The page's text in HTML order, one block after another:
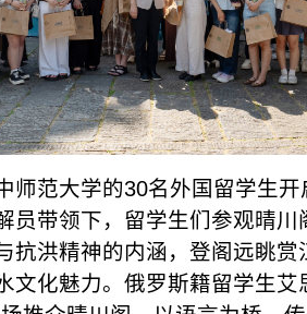
师范大学的30名外国留学生开
员带领下，留学生们参观晴
抗洪精神的内涵，登阁远眺
文化魅力。俄罗斯籍留学生艾